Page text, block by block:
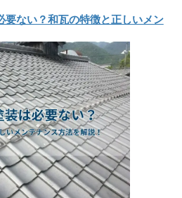
要ない？和瓦の特徴と正しいメン